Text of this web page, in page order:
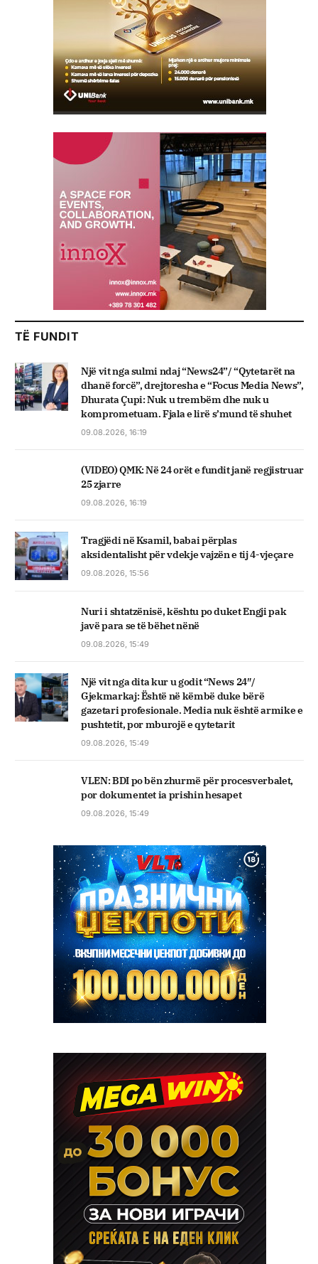
TË FUNDIT
Një vit nga sulmi ndaj “News24”/ “Qytetarët na
dhanë forcë”, drejtoresha e “Focus Media News”,
Dhurata Çupi: Nuk u trembëm dhe nuk u
komprometuam. Fjala e lirë s’mund të shuhet
09.08.2026, 16:19
(VIDEO) QMK: Në 24 orët e fundit janë regjistruar
25 zjarre
09.08.2026, 16:19
Tragjëdi në Ksamil, babai përplas
aksidentalisht për vdekje vajzën e tij 4-vjeçare
09.08.2026, 15:56
Nuri i shtatzënisë, kështu po duket Engji pak
javë para se të bëhet nënë
09.08.2026, 15:49
Një vit nga dita kur u godit “News 24″/
Gjekmarkaj: Është në këmbë duke bërë
gazetari profesionale. Media nuk është armike e
pushtetit, por mburojë e qytetarit
09.08.2026, 15:49
VLEN: BDI po bën zhurmë për procesverbalet,
por dokumentet ia prishin hesapet
09.08.2026, 15:49